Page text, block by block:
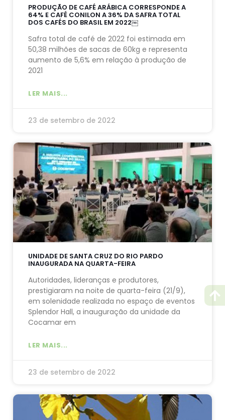
PRODUÇÃO DE CAFÉ ARÁBICA CORRESPONDE A
64% E CAFÉ CONILON A 36% DA SAFRA TOTAL
DOS CAFÉS DO BRASIL EM 2022￼
Safra total de café de 2022 foi estimada em
50,38 milhões de sacas de 60kg e representa
aumento de 5,6% em relação à produção de
2021
LER MAIS...
23 de setembro de 2022
UNIDADE DE SANTA CRUZ DO RIO PARDO
INAUGURADA NA QUARTA-FEIRA
Autoridades, lideranças e produtores,
prestigiaram na noite de quarta-feira (21/9),
em solenidade realizada no espaço de eventos
Splendor Hall, a inauguração da unidade da
Cocamar em
LER MAIS...
23 de setembro de 2022